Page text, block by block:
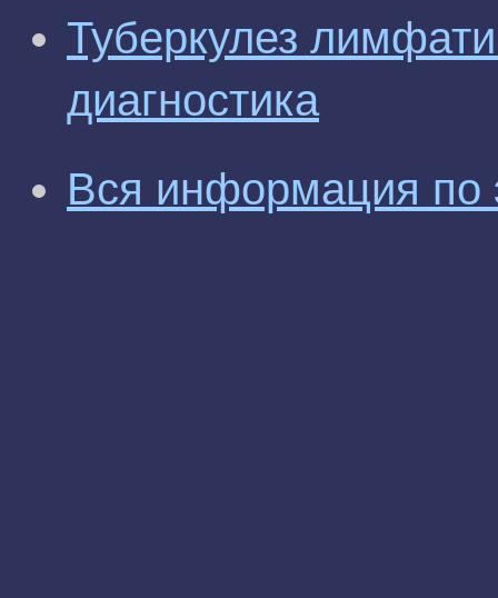
Туберкулез
диагностика
Вся информация по